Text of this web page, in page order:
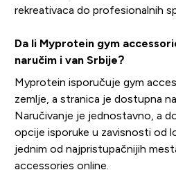
rekreativaca do profesionalnih
Da li Myprotein gym
naručim i van Srbije?
Myprotein isporučuje gym
zemlje, a stranica je dostupna
Naručivanje je jednostavno, a
opcije isporuke u zavisnosti od
jednim od najpristupačnijih
accessories online.